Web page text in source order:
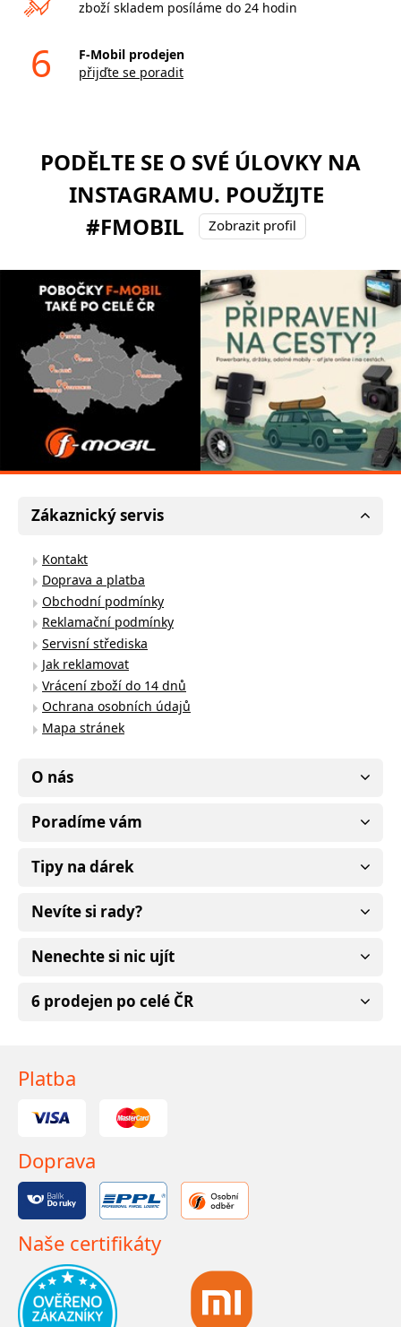
zboží skladem posíláme do 24 hodin
6
F-Mobil prodejen
přijďte se poradit
PODĚLTE SE O SVÉ ÚLOVKY NA
INSTAGRAMU. POUŽIJTE
#FMOBIL
Zobrazit profil
Zákaznický servis
Kontakt
Doprava a platba
Obchodní podmínky
Reklamační podmínky
Servisní střediska
Jak reklamovat
Vrácení zboží do 14 dnů
Ochrana osobních údajů
Mapa stránek
O nás
Poradíme vám
Tipy na dárek
Nevíte si rady?
Nenechte si nic ujít
6 prodejen po celé ČR
Platba
Doprava
Naše certifikáty